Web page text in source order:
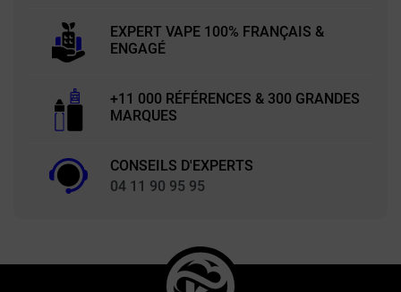
EXPERT VAPE 100% FRANÇAIS &
ENGAGÉ
+11 000 RÉFÉRENCES & 300 GRANDES
MARQUES
CONSEILS D'EXPERTS
04 11 90 95 95